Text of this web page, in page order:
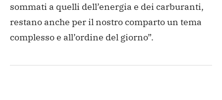
sommati a quelli dell’energia e dei carburanti,
restano anche per il nostro comparto un tema
complesso e all’ordine del giorno”.